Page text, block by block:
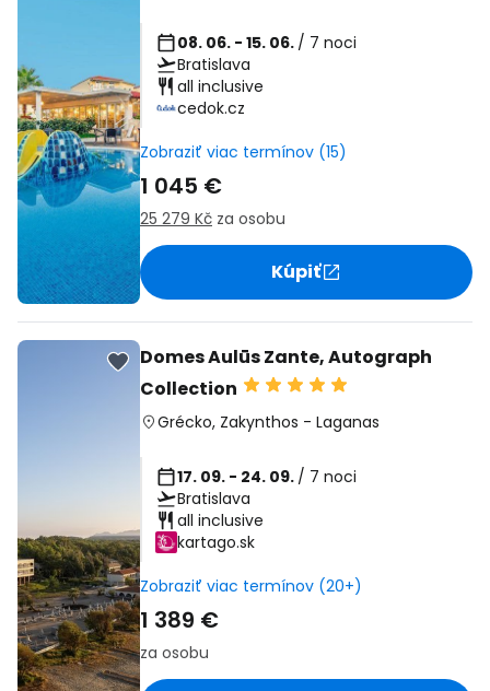
08. 06. - 15. 06. / 7 noci
Bratislava
all inclusive
cedok.cz
Zobraziť viac termínov (15)
1 045 €
25 279 Kč za osobu
Kúpiť
Domes Aulūs Zante, Autograph
Collection
Grécko, Zakynthos - Laganas
17. 09. - 24. 09. / 7 noci
Bratislava
all inclusive
kartago.sk
Zobraziť viac termínov (20+)
1 389 €
za osobu